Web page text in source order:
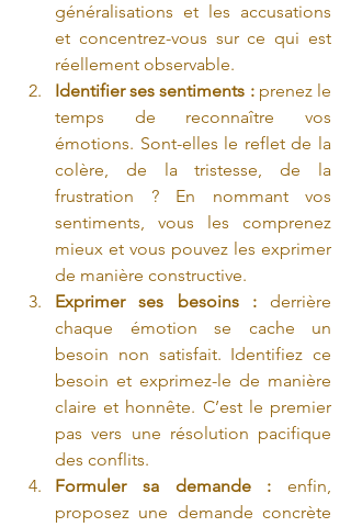
généralisations et les accusations
et concentrez-vous sur ce qui est
réellement observable.
Identifier ses sentiments : prenez le
temps de reconnaître vos
émotions. Sont-elles le reflet de la
colère, de la tristesse, de la
frustration ? En nommant vos
sentiments, vous les comprenez
mieux et vous pouvez les exprimer
de manière constructive.
Exprimer ses besoins : derrière
chaque émotion se cache un
besoin non satisfait. Identifiez ce
besoin et exprimez-le de manière
claire et honnête. C’est le premier
pas vers une résolution pacifique
des conflits.
Formuler sa demande : enfin,
proposez une demande concrète